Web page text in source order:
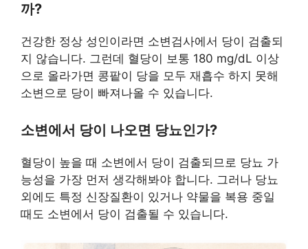
까?
건강한 정상 성인이라면 소변검사에서 당이 검출되
지 않습니다. 그런데 혈당이 보통 180 mg/dL 이상
으로 올라가면 콩팥이 당을 모두 재흡수 하지 못해
소변으로 당이 빠져나올 수 있습니다.
소변에서 당이 나오면 당뇨인가?
혈당이 높을 때 소변에서 당이 검출되므로 당뇨 가
능성을 가장 먼저 생각해봐야 합니다. 그러나 당뇨
외에도 특정 신장질환이 있거나 약물을 복용 중일
때도 소변에서 당이 검출될 수 있습니다.